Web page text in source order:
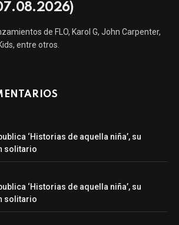
de FLO, Karol G, John Carpenter,
entre otros.
‘Historias de aquella niña’, su
solitario
‘Historias de aquella niña’, su
solitario